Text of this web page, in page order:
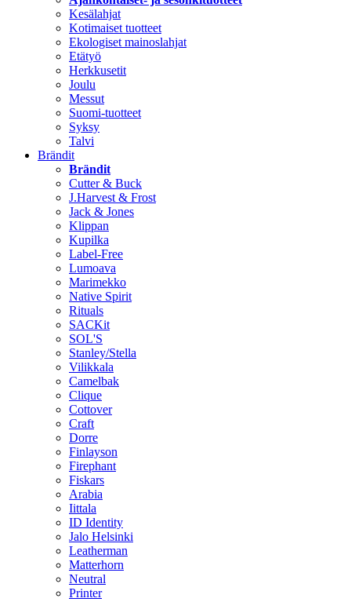
Kesälahjat
Kotimaiset tuotteet
Ekologiset mainoslahjat
Etätyö
Herkkusetit
Joulu
Messut
Suomi-tuotteet
Syksy
Talvi
Brändit
Brändit
Cutter & Buck
J.Harvest & Frost
Jack & Jones
Klippan
Kupilka
Label-Free
Lumoava
Marimekko
Native Spirit
Rituals
SACKit
SOL'S
Stanley/Stella
Vilikkala
Camelbak
Clique
Cottover
Craft
Dorre
Finlayson
Firephant
Fiskars
Arabia
Iittala
ID Identity
Jalo Helsinki
Leatherman
Matterhorn
Neutral
Printer